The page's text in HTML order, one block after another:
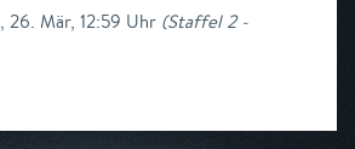
, 26. Mär, 12:59 Uhr (Staffel 2 -